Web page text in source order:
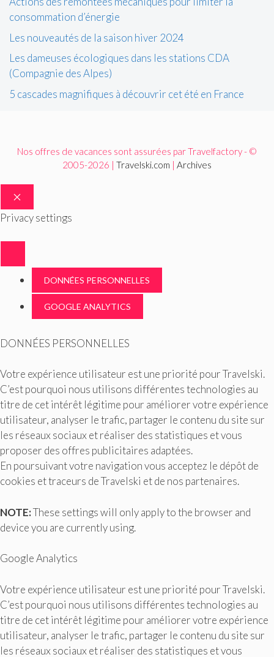
consommation d’énergie
Les nouveautés de la saison hiver 2024
Les dameuses écologiques dans les stations CDA
(Compagnie des Alpes)
5 cascades magnifiques à découvrir cet été en France
Nos offres de vacances sont assurées par Travelfactory - ©
2005-2026 | Travelski.com | Archives
FERMER
Privacy settings
DONNÉES PERSONNELLES
GOOGLE ANALYTICS
DONNÉES PERSONNELLES
Votre expérience utilisateur est une priorité pour Travelski.
C’est pourquoi nous utilisons différentes technologies au
titre de cet intérêt légitime pour améliorer votre expérience
utilisateur, analyser le trafic, partager le contenu du site sur
les réseaux sociaux et réaliser des statistiques et vous
proposer des offres publicitaires adaptées.
En poursuivant votre navigation vous acceptez le dépôt de
cookies et traceurs de Travelski et de nos partenaires.
NOTE:These settings will only apply to the browser and
device you are currently using.
Google Analytics
Votre expérience utilisateur est une priorité pour Travelski.
C’est pourquoi nous utilisons différentes technologies au
titre de cet intérêt légitime pour améliorer votre expérience
utilisateur, analyser le trafic, partager le contenu du site sur
les réseaux sociaux et réaliser des statistiques et vous